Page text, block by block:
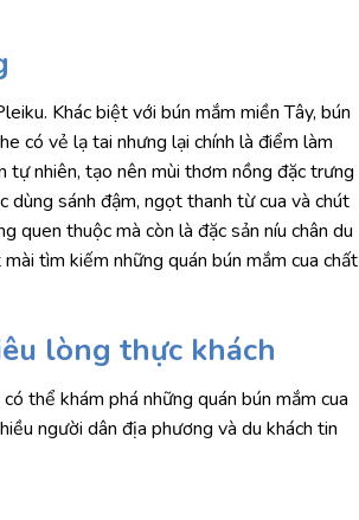
Khác biệt với bún mắm miền Tây, bún
có vẻ lạ tai nhưng lại chính là điểm làm
tự nhiên, tạo nên mùi thơm nồng đặc trưng
dùng sánh đậm, ngọt thanh từ cua và chút
quen thuộc mà còn là đặc sản níu chân du
tìm kiếm những quán bún mắm cua chất
lòng thực khách
thể khám phá những quán bún mắm cua
người dân địa phương và du khách tin